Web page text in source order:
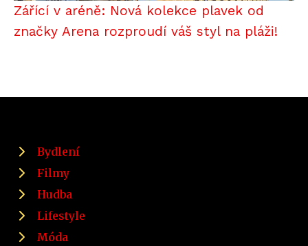
Zářící v aréně: Nová kolekce plavek od
značky Arena rozproudí váš styl na pláži!
Bydlení
Filmy
Hudba
Lifestyle
Móda